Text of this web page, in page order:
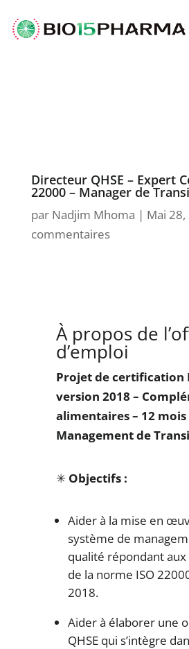
Directeur QHSE – Expert
22000 – Manager de
par Nadjim Mhoma | Mai
commentaires
À propos de
d’emploi
Projet de certification
version 2018 –
alimentaires – 12 mois
Management de
✳ Objectifs :
Aider à la mise en
système de
qualité répondant aux
de la norme ISO
2018.
Aider à élaborer une
QHSE qui s’intègre